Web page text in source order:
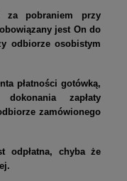
za pobraniem przy
jest On do
odbiorze osobistym
płatności gotówką,
zapłaty
zamówionego
odpłatna, chyba że